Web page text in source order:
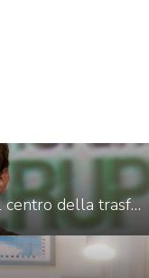
Digital banking in Italia: il mobile al centro della trasformazione